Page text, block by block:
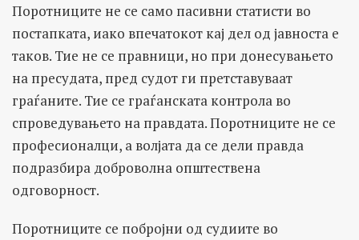
Поротниците не се само пасивни статисти во
постапката, иако впечатокот кај дел од јавноста е
таков. Тие не се правници, но при донесувањето
на пресудата, пред судот ги претставуваат
граѓаните. Тие се граѓанската контрола во
спроведувањето на правдата. Поротниците не се
професионалци, а волјата да се дели правда
подразбира доброволна општествена
одговорност.
Поротниците се побројни од судиите во